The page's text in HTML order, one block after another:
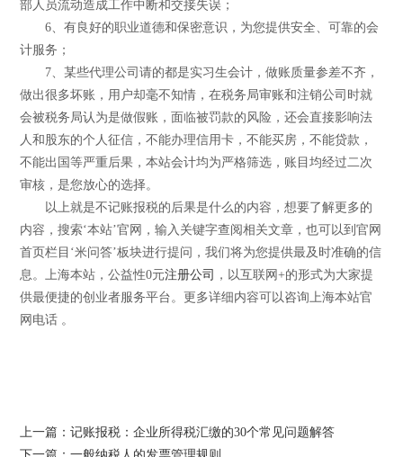
部人员流动造成工作中断和交接失误；
6、有良好的职业道德和保密意识，为您提供安全、可靠的会
计服务；
7、某些代理公司请的都是实习生会计，做账质量参差不齐，
做出很多坏账，用户却毫不知情，在税务局审账和注销公司时就
会被税务局认为是做假账，面临被罚款的风险，还会直接影响法
人和股东的个人征信，不能办理信用卡，不能买房，不能贷款，
不能出国等严重后果，本站会计均为严格筛选，账目均经过二次
审核，是您放心的选择。
以上就是不记账报税的后果是什么的内容，想要了解更多的
内容，搜索‘本站’官网，输入关键字查阅相关文章，也可以到官网
首页栏目‘米问答’板块进行提问，我们将为您提供最及时准确的信
息。上海本站，公益性0元注册公司 ，以互联网+的形式为大家提
供最便捷的创业者服务平台。更多详细内容可以咨询上海本站官
网电话 。
上一篇：记账报税：企业所得税汇缴的30个常见问题解答